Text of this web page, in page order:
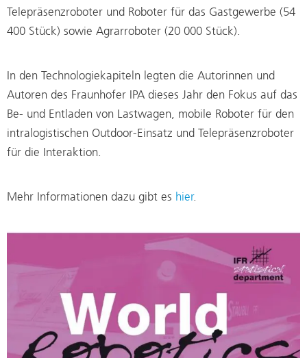
Telepräsenzroboter und Roboter für das Gastgewerbe (54
400 Stück) sowie Agrarroboter (20 000 Stück).
In den Technologiekapiteln legten die Autorinnen und
Autoren des Fraunhofer IPA dieses Jahr den Fokus auf das
Be- und Entladen von Lastwagen, mobile Roboter für den
intralogistischen Outdoor-Einsatz und Telepräsenzroboter
für die Interaktion.
Mehr Informationen dazu gibt es hier.